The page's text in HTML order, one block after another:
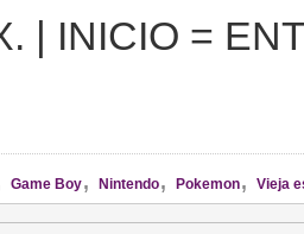
| INICIO =
Game Boy, Nintendo, Pokemon, Vieja